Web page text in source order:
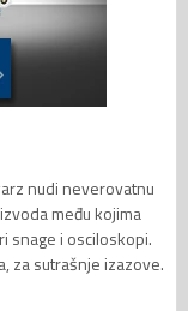
nudi neverovatnu
među kojima
snage i osciloskopi.
za sutrašnje izazove.